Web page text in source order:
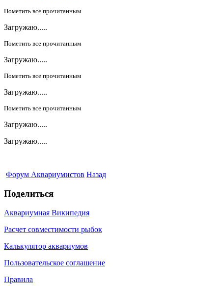
Пометить все прочитанным
Загружаю.....
Пометить все прочитанным
Загружаю.....
Пометить все прочитанным
Загружаю.....
Пометить все прочитанным
Загружаю.....
Загружаю.....
Форум Аквариумистов Назад
Поделиться
Аквариумная Википедия
Расчет совместимости рыбок
Калькулятор аквариумов
Пользовательское соглашение
Правила